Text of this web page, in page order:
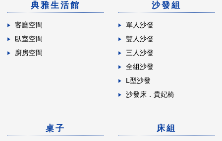
典雅生活館
客廳空間
臥室空間
廚房空間
沙發組
單人沙發
雙人沙發
三人沙發
全組沙發
L型沙發
沙發床．貴妃椅
桌子 床組